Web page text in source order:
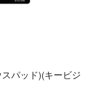
パッド)(キービジ